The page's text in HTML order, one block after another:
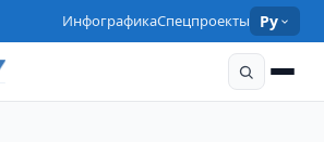
ИнфографикаСпецпроекты Ру